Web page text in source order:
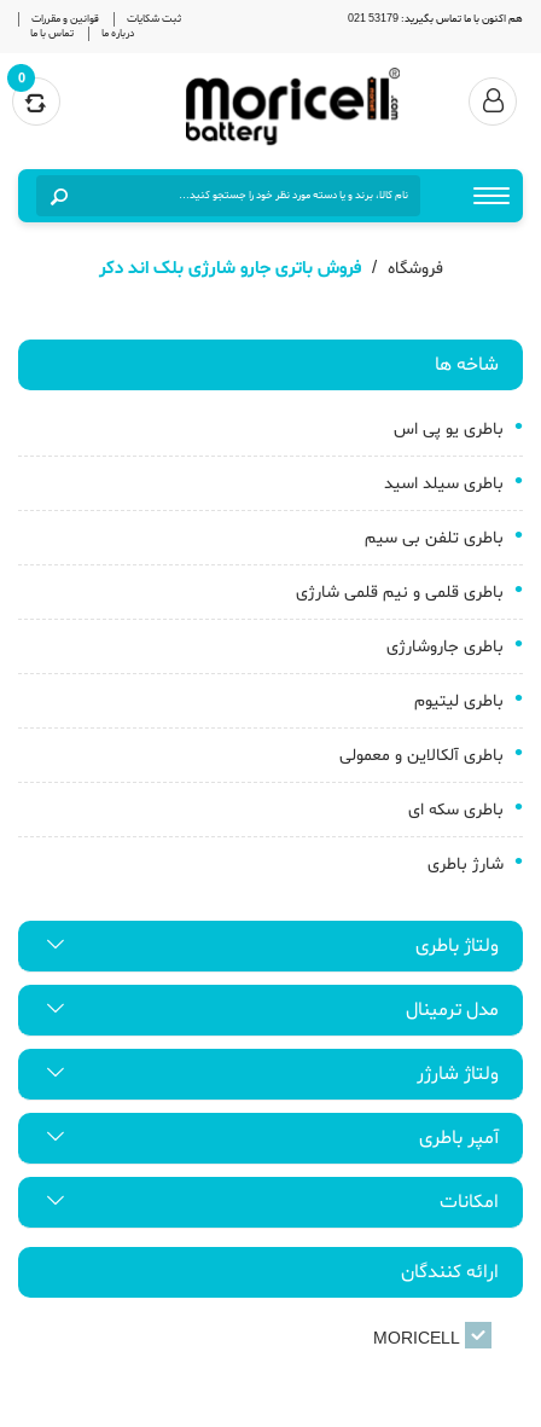
هم اکنون با ما تماس بگیرید: 53179 021 ثبت شکایات
قوانین و مقررات
درباره ما
تماس با ما
0
فروشگاه فروش باتری جارو شارژی بلک اند دکر
شاخه ها
باطری یو پی اس
باطری سیلد اسید
باطری تلفن بی سیم
باطری قلمی و نیم قلمی شارژی
باطری جاروشارژی
باطری لیتیوم
باطری آلکالاین و معمولی
باطری سکه ای
شارژ باطری
ولتاژ باطری
مدل ترمینال
ولتاژ شارژر
آمپر باطری
امکانات
ارائه کنندگان